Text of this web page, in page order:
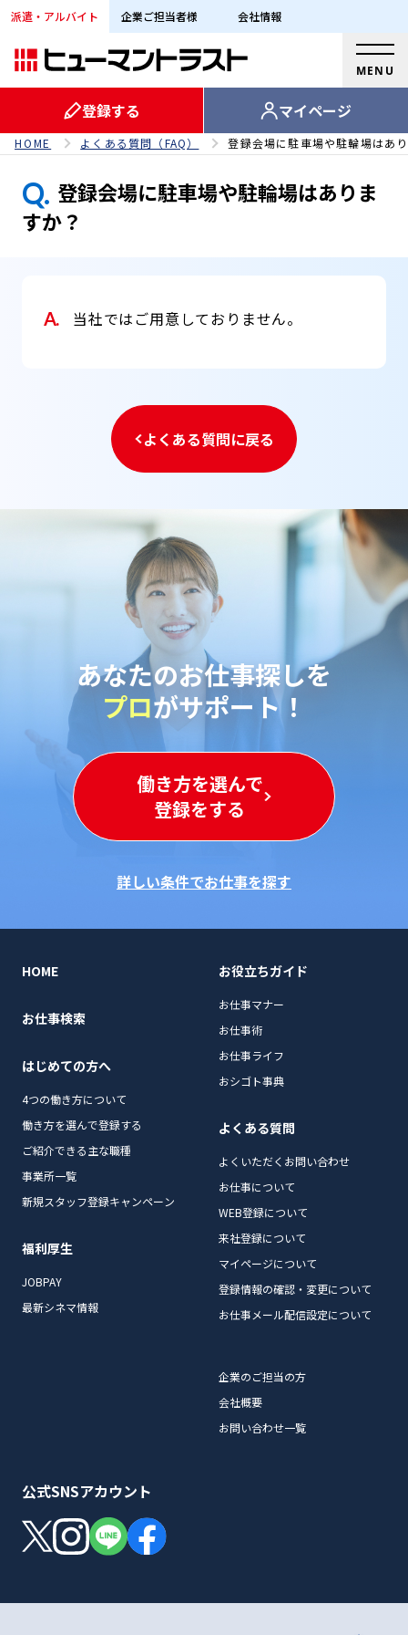
派遣・アルバイト 企業ご担当者様 会社情報
MENU
登録する マイページ
HOME よくある質問（FAQ） 登録会場に駐車場や駐輪場はあ
Q. 登録会場に駐車場や駐輪場はありま
すか？
A. 当社ではご用意しておりません。
よくある質問に戻る
あなたのお仕事探しを
プロがサポート！
働き方を選んで
登録をする
詳しい条件でお仕事を探す
HOME
お仕事検索
はじめての方へ
4つの働き方について
働き方を選んで登録する
ご紹介できる主な職種
事業所一覧
新規スタッフ登録キャンペーン
福利厚生
JOBPAY
最新シネマ情報
お役立ちガイド
お仕事マナー
お仕事術
お仕事ライフ
おシゴト事典
よくある質問
よくいただくお問い合わせ
お仕事について
WEB登録について
来社登録について
マイページについて
登録情報の確認・変更について
お仕事メール配信設定について
企業のご担当の方
会社概要
お問い合わせ一覧
公式SNSアカウント